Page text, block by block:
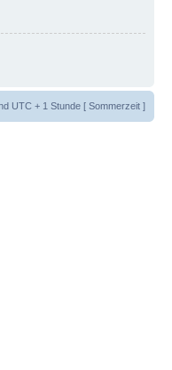
UTC + 1 Stunde [ Sommerzeit ]